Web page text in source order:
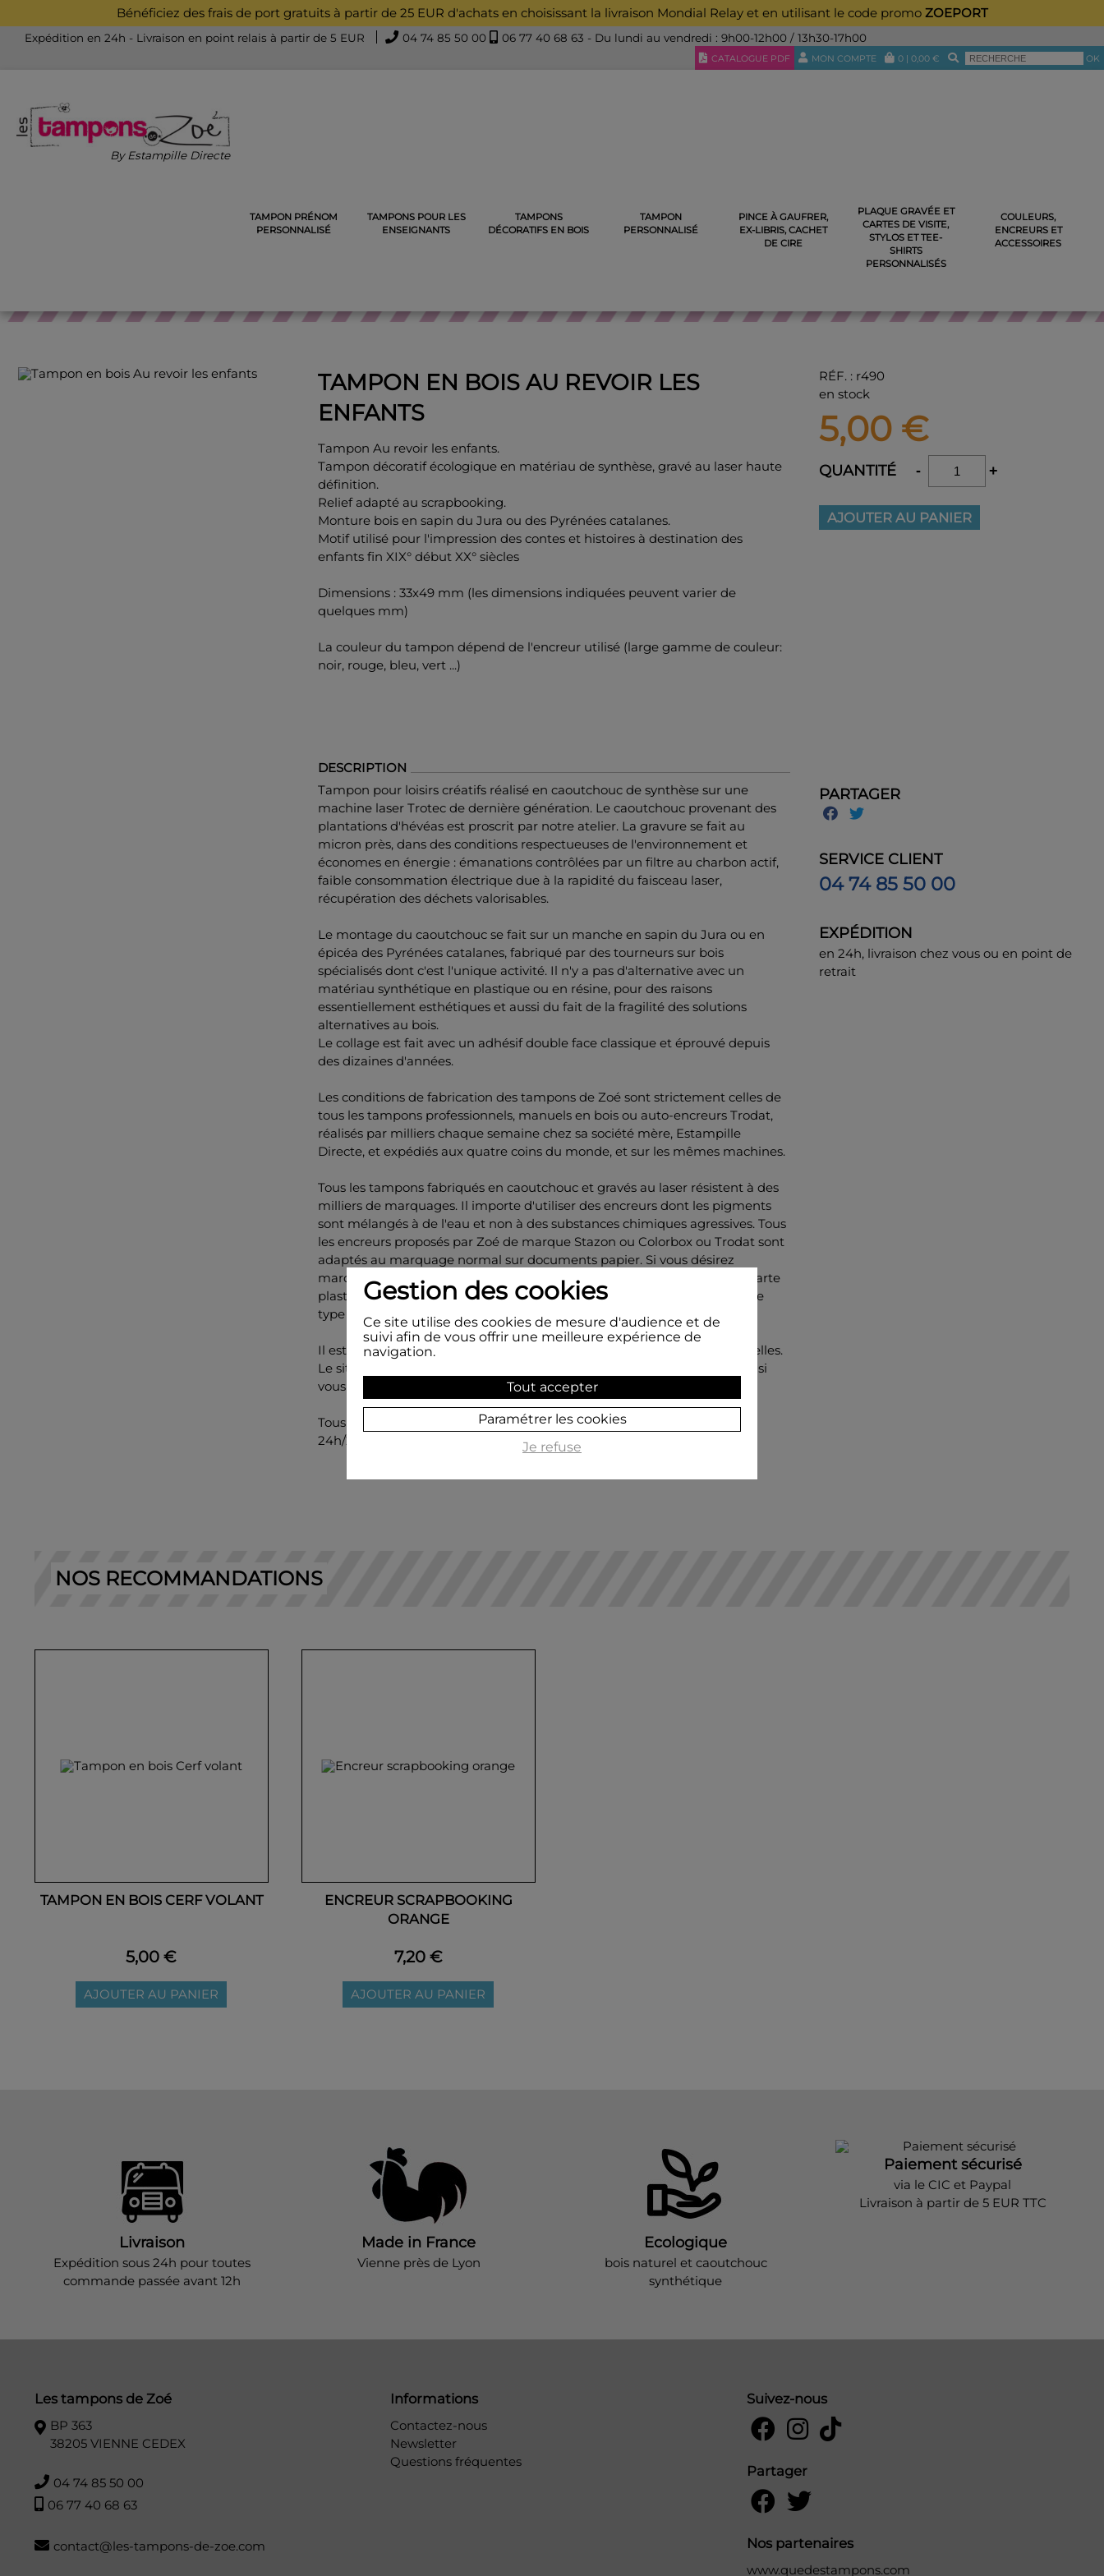
Bénéficiez des frais de port gratuits à partir de 25 EUR d'achats en choisissant la livraison Mondial Relay et en utilisant le code promo ZOEPORT
Expédition en 24h - Livraison en point relais à partir de 5 EUR 04 74 85 50 00 06 77 40 68 63 - Du lundi au vendredi : 9h00-12h00 / 13h30-17h00
CATALOGUE PDF MON COMPTE 0 | 0,00 € OK
By Estampille Directe
TAMPON PRÉNOM
PERSONNALISÉ
TAMPONS POUR LES
ENSEIGNANTS
TAMPONS
DÉCORATIFS EN BOIS
TAMPON
PERSONNALISÉ
PINCE À GAUFRER,
EX-LIBRIS, CACHET
DE CIRE
PLAQUE GRAVÉE ET
CARTES DE VISITE,
STYLOS ET TEE-
SHIRTS
PERSONNALISÉS
COULEURS,
ENCREURS ET
ACCESSOIRES
TAMPONS DÉCORATIFS EN BOIS TAMPON SCRAPBOOKING TAMPONS SCRAPBOOKING GRAVURES ANCIENNES TAMPON EN BOIS AU REVOIR LES ENFANTS
TAMPON EN BOIS AU REVOIR LES
ENFANTS
Tampon Au revoir les enfants.
Tampon décoratif écologique en matériau de synthèse, gravé au laser haute
définition.
Relief adapté au scrapbooking.
Monture bois en sapin du Jura ou des Pyrénées catalanes.
Motif utilisé pour l'impression des contes et histoires à destination des
enfants fin XIX° début XX° siècles
Dimensions : 33x49 mm (les dimensions indiquées peuvent varier de
quelques mm)
La couleur du tampon dépend de l'encreur utilisé (large gamme de couleur:
noir, rouge, bleu, vert ...)
RÉF. : r490
en stock
5,00 €
QUANTITÉ - +
AJOUTER AU PANIER
DESCRIPTION
Tampon pour loisirs créatifs réalisé en caoutchouc de synthèse sur une
machine laser Trotec de dernière génération. Le caoutchouc provenant des
plantations d'hévéas est proscrit par notre atelier. La gravure se fait au
micron près, dans des conditions respectueuses de l'environnement et
économes en énergie : émanations contrôlées par un filtre au charbon actif,
faible consommation électrique due à la rapidité du faisceau laser,
récupération des déchets valorisables.
Le montage du caoutchouc se fait sur un manche en sapin du Jura ou en
épicéa des Pyrénées catalanes, fabriqué par des tourneurs sur bois
spécialisés dont c'est l'unique activité. Il n'y a pas d'alternative avec un
matériau synthétique en plastique ou en résine, pour des raisons
essentiellement esthétiques et aussi du fait de la fragilité des solutions
alternatives au bois.
Le collage est fait avec un adhésif double face classique et éprouvé depuis
des dizaines d'années.
Les conditions de fabrication des tampons de Zoé sont strictement celles de
tous les tampons professionnels, manuels en bois ou auto-encreurs Trodat,
réalisés par milliers chaque semaine chez sa société mère, Estampille
Directe, et expédiés aux quatre coins du monde, et sur les mêmes machines.
Tous les tampons fabriqués en caoutchouc et gravés au laser résistent à des
milliers de marquages. Il importe d'utiliser des encreurs dont les pigments
sont mélangés à de l'eau et non à des substances chimiques agressives. Tous
les encreurs proposés par Zoé de marque Stazon ou Colorbox ou Trodat sont
adaptés au marquage normal sur documents papier. Si vous désirez
marquer sur une matière non absorbante (plastique, métal, polymère, carte
plastifiée, béton, pierre, bois) il importe d'acquérir un encreur adapté à ce
type de marquage et de nettoyer le caoutchouc après l'utilisation.
Il est tout-à-fait possible de graver des logos ou vos réalisations personnelles.
Le site de Zoé peut y répondre. Nos collaborateurs(-trices) vous aideront si
vous le souhaitez.
Tous renseignements : 04 74 85 50 00 du lundi au vendredi ou par mail
24h/24 contact@les-tampons-de-zoe.com
PARTAGER
SERVICE CLIENT
04 74 85 50 00
EXPÉDITION
en 24h, livraison chez vous ou en point de
retrait
NOS RECOMMANDATIONS
TAMPON EN BOIS CERF VOLANT
5,00 €
AJOUTER AU PANIER
ENCREUR SCRAPBOOKING
ORANGE
7,20 €
AJOUTER AU PANIER
Livraison
Expédition sous 24h pour toutes
commande passée avant 12h
Made in France
Vienne près de Lyon
Ecologique
bois naturel et caoutchouc
synthétique
Paiement sécurisé
via le CIC et Paypal
Livraison à partir de 5 EUR TTC
Les tampons de Zoé
BP 363
38205 VIENNE CEDEX
04 74 85 50 00
06 77 40 68 63
contact@les-tampons-de-zoe.com
Informations
Contactez-nous
Newsletter
Questions fréquentes
Suivez-nous
Partager
Nos partenaires
www.quedestampons.com
Gestion des cookies
Ce site utilise des cookies de mesure d'audience et de
suivi afin de vous offrir une meilleure expérience de
navigation.
Tout accepter
Paramétrer les cookies
Je refuse